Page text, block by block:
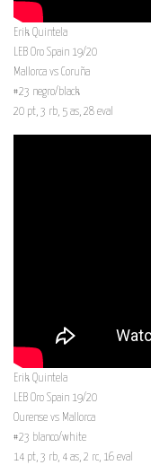
Erik Quintela
LEB Oro Spain 19/20
Mallorca vs Coruña
#23 negro/black
20 pt, 3 rb, 5 as, 28 eval
Erik Quintela
LEB Oro Spain 19/20
Ourense vs Mallorca
#23 blanco/white
14 pt, 3 rb, 4 as, 2 rc, 16 eval